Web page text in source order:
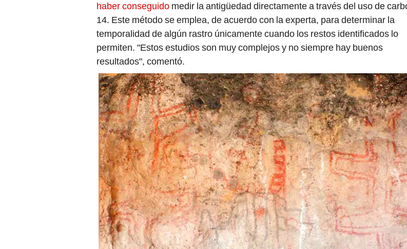
haber conseguido medir la antigüedad directamente a través del uso de
14. Este método se emplea, de acuerdo con la experta, para determinar la
temporalidad de algún rastro únicamente cuando los restos identificados lo
permiten. "Estos estudios son muy complejos y no siempre hay buenos
resultados", comentó.